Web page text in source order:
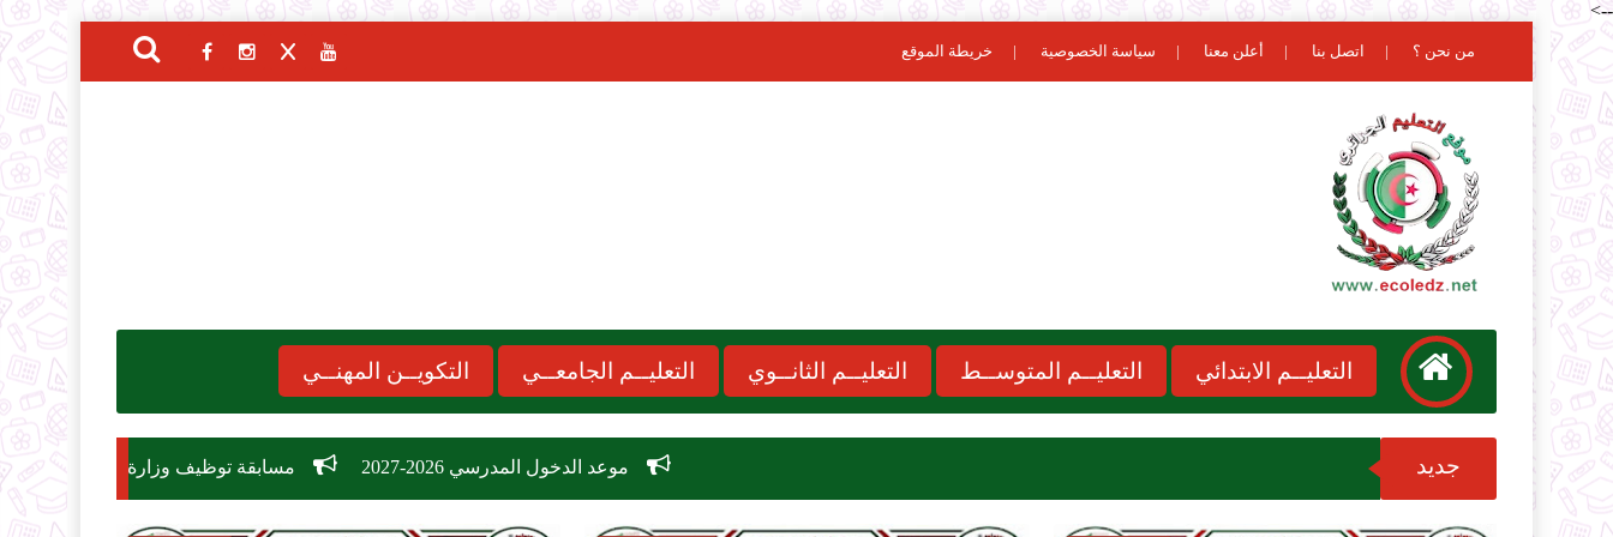
-->
من نحن ؟ اتصل بنا أعلن معنا سياسة الخصوصية خريطة الموقع
التعليــم الابتدائي التعليــم المتوســط التعليــم الثانــوي التعليــم الجامعــي التكويــن المهنــي
جديد موعد الدخول المدرسي 2026-2027 مسابقة توظيف وزارة التربية الوطنية 2026: دليل الشروط، التخصصات، وكيفية التسجيل في 26,209 منصب